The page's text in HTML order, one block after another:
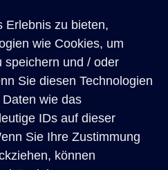
Erlebnis zu bieten,
wie Cookies, um
speichern und / oder
Sie diesen Technologien
wie das
IDs auf dieser
Sie Ihre Zustimmung
können